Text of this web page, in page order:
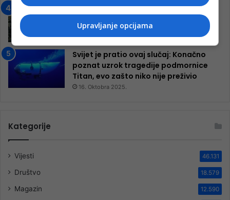
Neretva zavijena u crno
Svijet je pratio ovaj slučaj: Konačno
poznat uzrok tragedije podmornice
Titan, evo zašto niko nije preživio
16. Oktobra 2025.
Kategorije
Vijesti 46.131
Društvo 18.579
Magazin 12.590
Upravljanje opcijama